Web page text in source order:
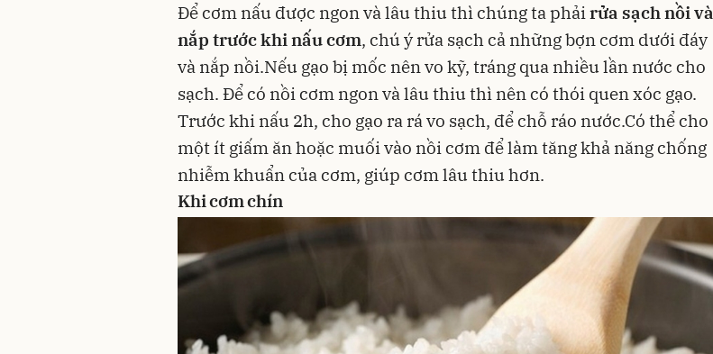
Để cơm nấu được ngon và lâu thiu thì chúng ta phải rửa sạch nồi và
nắp trước khi nấu cơm, chú ý rửa sạch cả những bợn cơm dưới đáy
và nắp nồi.Nếu gạo bị mốc nên vo kỹ, tráng qua nhiều lần nước cho
sạch. Để có nồi cơm ngon và lâu thiu thì nên có thói quen xóc gạo.
Trước khi nấu 2h, cho gạo ra rá vo sạch, để chỗ ráo nước.Có thể cho
một ít giấm ăn hoặc muối vào nồi cơm để làm tăng khả năng chống
nhiễm khuẩn của cơm, giúp cơm lâu thiu hơn.
Khi cơm chín